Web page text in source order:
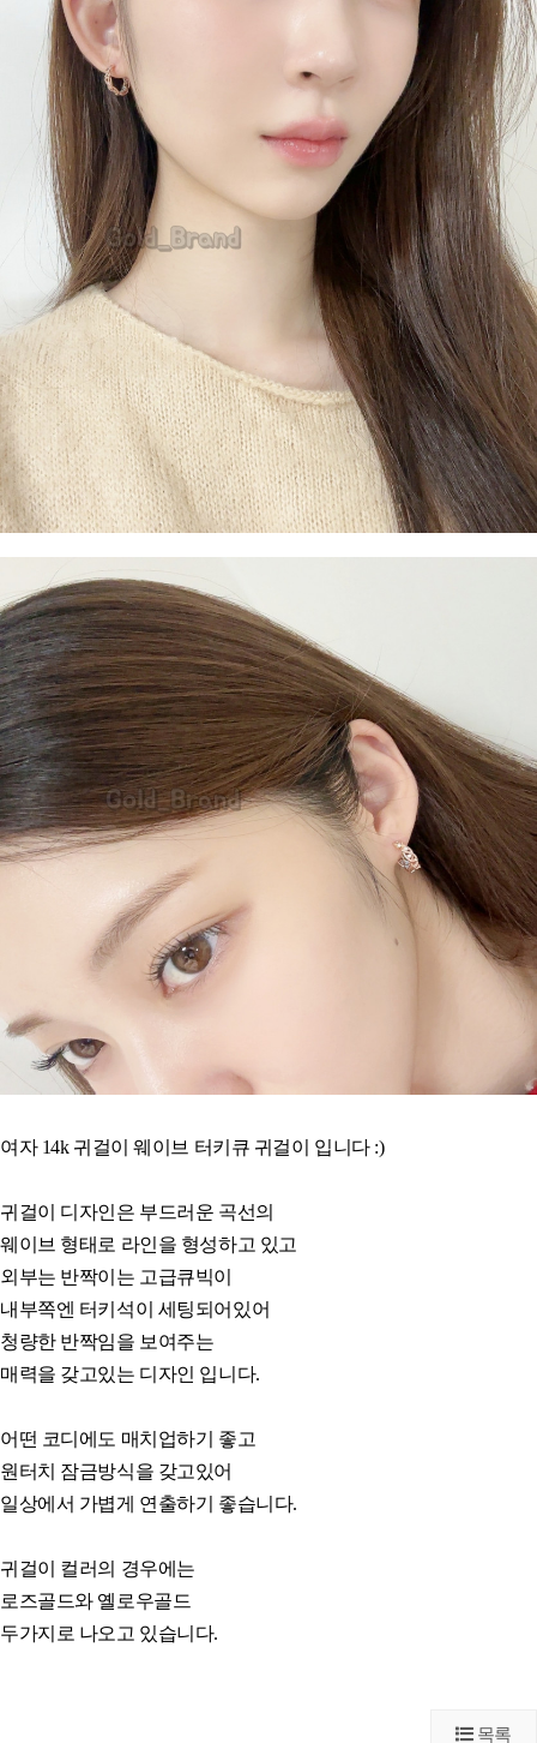
여자 14k 귀걸이 웨이브 터키큐 귀걸이 입니다 :)
귀걸이 디자인은 부드러운 곡선의
웨이브 형태로 라인을 형성하고 있고
외부는 반짝이는 고급큐빅이
내부쪽엔 터키석이 세팅되어있어
청량한 반짝임을 보여주는
매력을 갖고있는 디자인 입니다.
어떤 코디에도 매치업하기 좋고
원터치 잠금방식을 갖고있어
일상에서 가볍게 연출하기 좋습니다.
귀걸이 컬러의 경우에는
로즈골드와 옐로우골드
두가지로 나오고 있습니다.
목록